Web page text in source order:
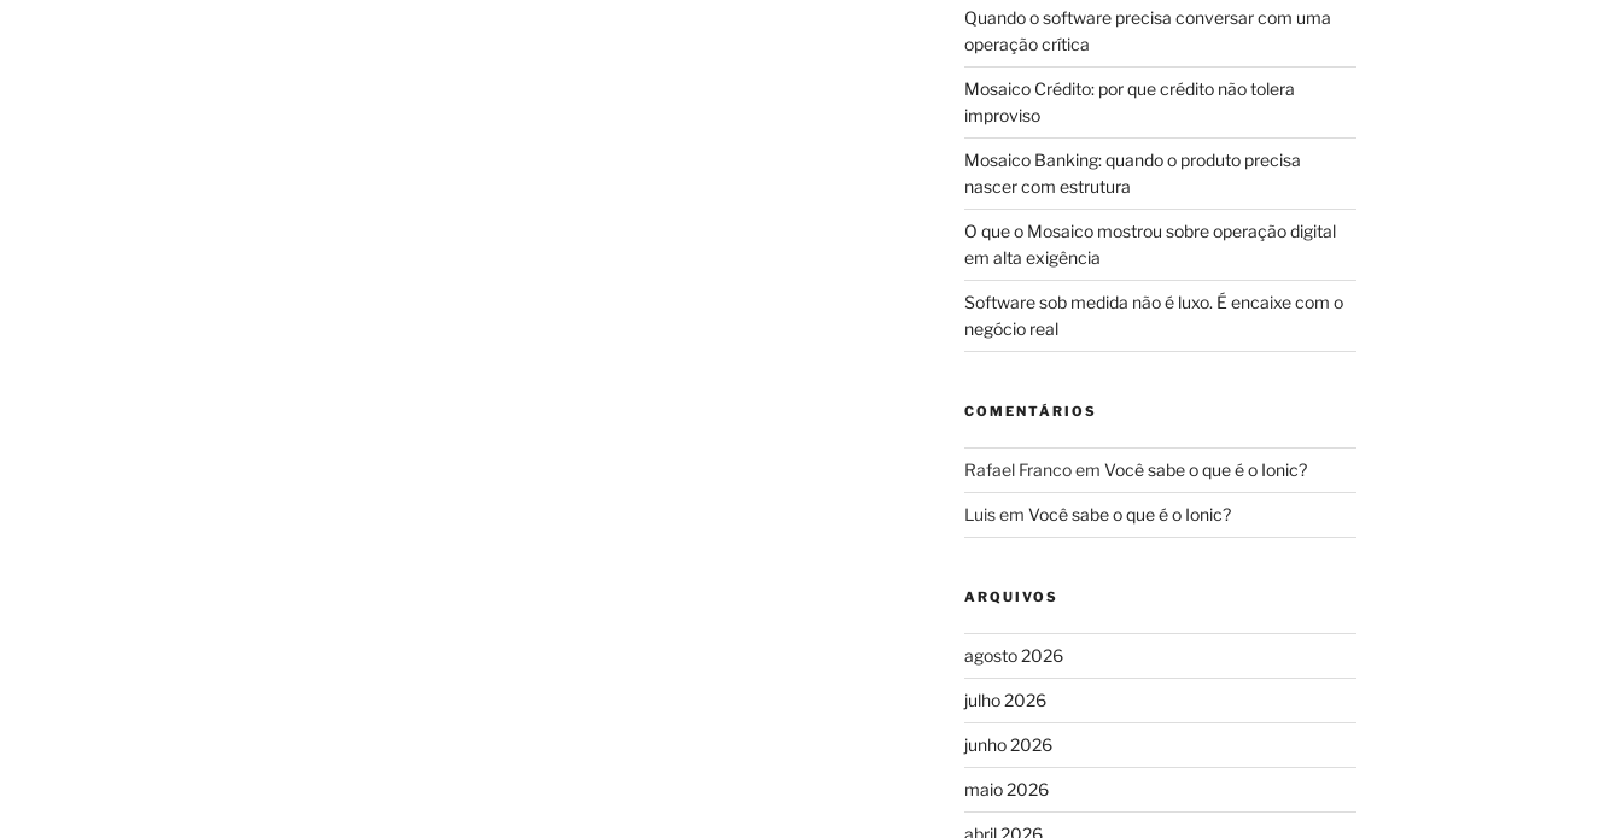
Quando o software precisa conversar com uma
operação crítica
Mosaico Crédito: por que crédito não tolera
improviso
Mosaico Banking: quando o produto precisa
nascer com estrutura
O que o Mosaico mostrou sobre operação digital
em alta exigência
Software sob medida não é luxo. É encaixe com o
negócio real
COMENTÁRIOS
Rafael Francoem Você sabe o que é o Ionic?
Luisem Você sabe o que é o Ionic?
ARQUIVOS
agosto 2026
julho 2026
junho 2026
maio 2026